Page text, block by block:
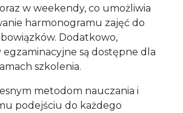
w weekendy, co umożliwia
harmonogramu zajęć do
Dodatkowo,
egzaminacyjne są dostępne dla
szkolenia.
metodom nauczania i
podejściu do każdego